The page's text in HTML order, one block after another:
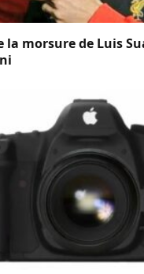
la morsure de Luis